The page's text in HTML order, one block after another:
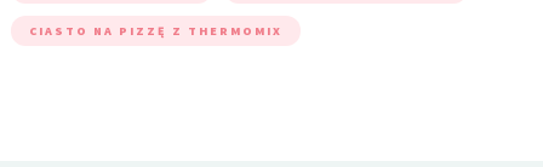
CIASTO NA PIZZĘ Z THERMOMIX